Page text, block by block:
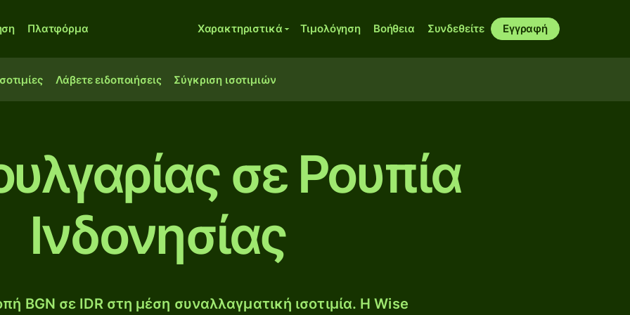
Πλατφόρμα Χαρακτηριστικά Τιμολόγηση Βοήθεια Συνδεθείτε Εγγραφή
Λάβετε ειδοποιήσεις Σύγκριση ισοτιμιών
σε Ρουπία
Ινδονησίας
BGN σε IDR στη μέση συναλλαγματική ισοτιμία. Η Wise